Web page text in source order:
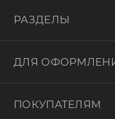
РАЗДЕЛЫ
ДЛЯ
ПОКУПАТЕЛЯМ